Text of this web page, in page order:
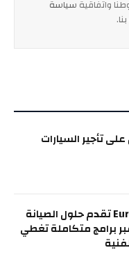
واتفاقية سياسة
على تأجير السيارات
European Technical تقدم حلول الصيانة
برامج متكاملة تغطي